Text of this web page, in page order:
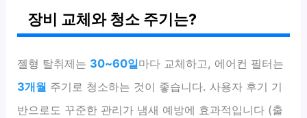
장비 교체와 청소 주기는?
젤형 탈취제는 30~60일마다 교체하고, 에어컨 필터는
3개월 주기로 청소하는 것이 좋습니다. 사용자 후기 기
반으로도 꾸준한 관리가 냄새 예방에 효과적입니다 (출